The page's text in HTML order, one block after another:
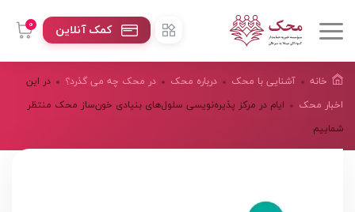
0 کمک آنلاین
خانه آشنایی با محک درباره محک
در محک چه می گذرد؟
اخبار محک
در این
ایام در مرکز پذیره‌نویسی سلول‌های بنیادی خون‌ساز محک منتظر
شماییم